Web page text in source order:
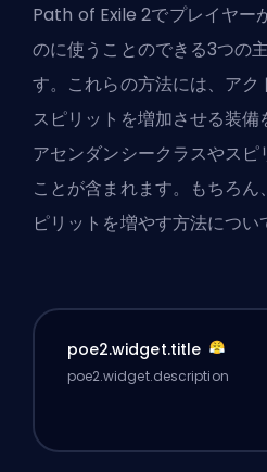
Path of Exile 2でプレイヤー
のに使うことのできる3つの
す。これらの方法には、アク
スピリットを増加させる装
アセンダンシークラスやスピ
ことが含まれます。もちろ
ピリットを増やす方法につい
poe2.widget.title
poe2.widget.description